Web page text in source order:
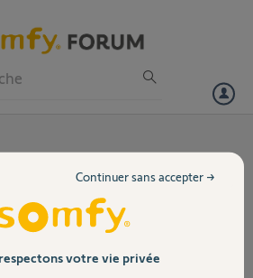
box connexoon
enregistrée et je souhaite l’associer avec
votre vie privée
Continuer sans accepter →